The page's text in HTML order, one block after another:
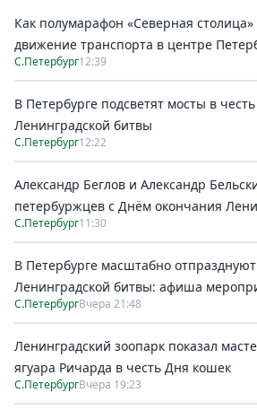
Как полумарафон «Северная
движение транспорта в центре
С.Петербург12:39
В Петербурге подсветят мосты в
Ленинградской битвы
С.Петербург12:22
Александр Беглов и Александр
петербуржцев с Днём окончания
С.Петербург11:30
В Петербурге масштабно
Ленинградской битвы: афиша
С.ПетербургВчера 21:48
Ленинградский зоопарк показал
ягуара Ричарда в честь Дня кошек
С.ПетербургВчера 19:23